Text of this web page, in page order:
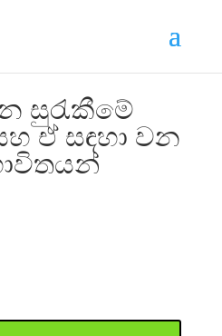
සුරැකීමේ
ඒ සඳහා වන